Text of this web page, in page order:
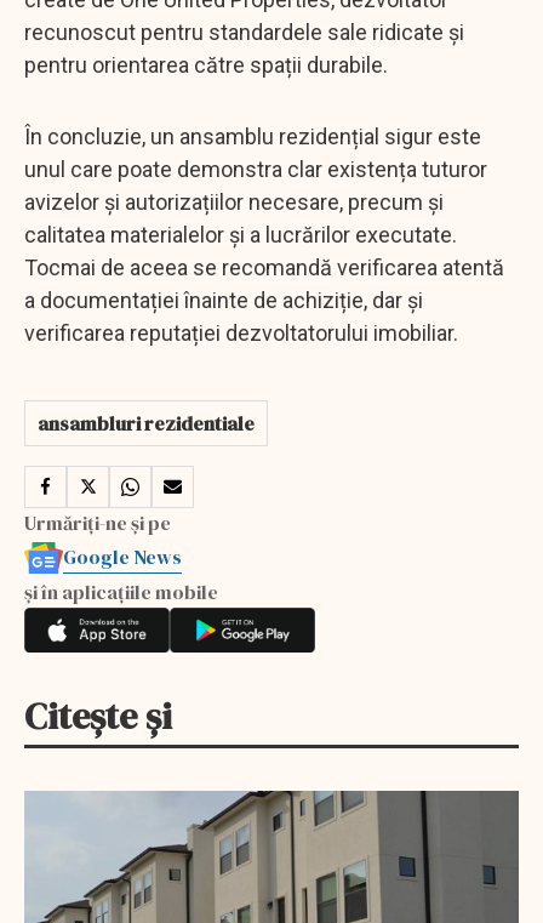
recunoscut pentru standardele sale ridicate și
pentru orientarea către spații durabile.
În concluzie, un ansamblu rezidențial sigur este
unul care poate demonstra clar existența tuturor
avizelor și autorizațiilor necesare, precum și
calitatea materialelor și a lucrărilor executate.
Tocmai de aceea se recomandă verificarea atentă
a documentației înainte de achiziție, dar și
verificarea reputației dezvoltatorului imobiliar.
ansambluri rezidentiale
Urmăriți-ne și pe
Google News
și în aplicațiile mobile
Citește și